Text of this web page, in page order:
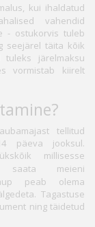
kui ihaldatud
vahendid
- ostukorvis tuleb
seejärel täita kõik
tuleks järelmaksu
vormistab kiirelt
tellitud
päeva jooksul.
millisesse
meieni
peab olema
Tagastuse
ning täidetud